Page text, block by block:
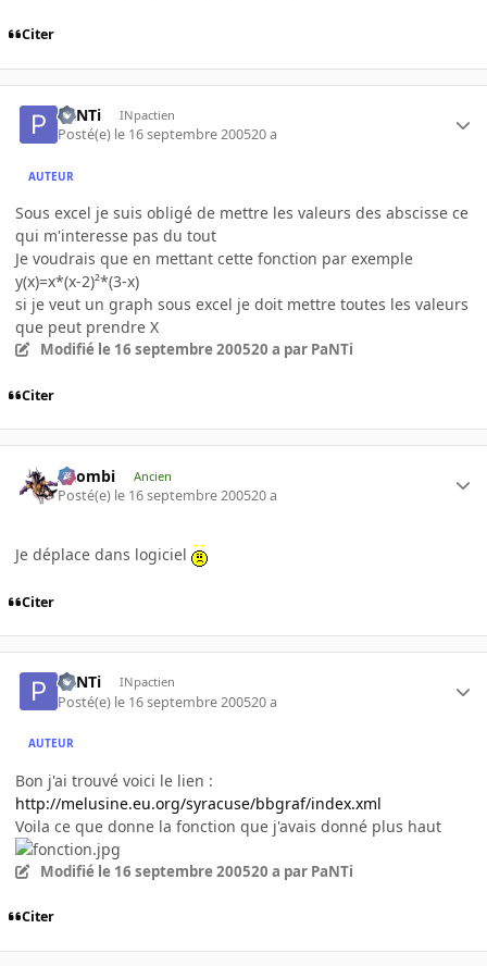
Citer
PaNTi INpactien
Posté(e) le 16 septembre 200520 a
AUTEUR
Sous excel je suis obligé de mettre les valeurs des abscisse ce
qui m'interesse pas du tout
Je voudrais que en mettant cette fonction par exemple
y(x)=x*(x-2)²*(3-x)
si je veut un graph sous excel je doit mettre toutes les valeurs
que peut prendre X
Modifié le 16 septembre 200520 a par PaNTi
Citer
XZombi Ancien
Posté(e) le 16 septembre 200520 a
Je déplace dans logiciel
Citer
PaNTi INpactien
Posté(e) le 16 septembre 200520 a
AUTEUR
Bon j'ai trouvé voici le lien :
http://melusine.eu.org/syracuse/bbgraf/index.xml
Voila ce que donne la fonction que j'avais donné plus haut
Modifié le 16 septembre 200520 a par PaNTi
Citer